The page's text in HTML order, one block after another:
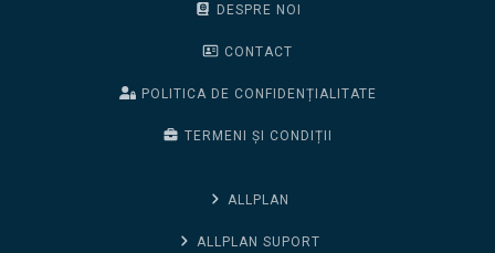
DESPRE NOI
CONTACT
POLITICA DE CONFIDENȚIALITATE
TERMENI ȘI CONDIȚII
ALLPLAN
ALLPLAN SUPORT